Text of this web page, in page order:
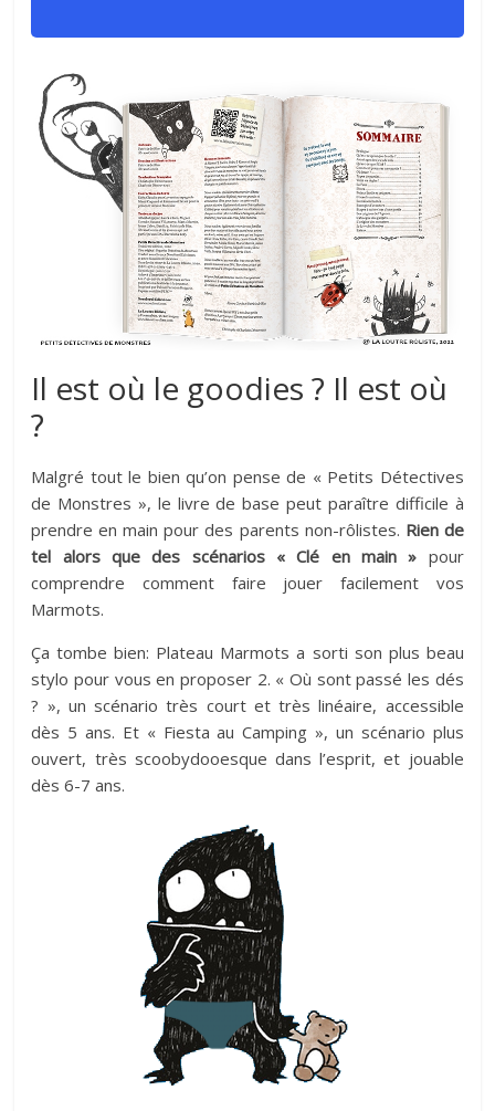
Il est où le goodies ? Il est où
?
Malgré tout le bien qu’on pense de « Petits Détectives
de Monstres », le livre de base peut paraître difficile à
prendre en main pour des parents non-rôlistes. Rien de
tel alors que des scénarios « Clé en main » pour
comprendre comment faire jouer facilement vos
Marmots.
Ça tombe bien: Plateau Marmots a sorti son plus beau
stylo pour vous en proposer 2. « Où sont passé les dés
? », un scénario très court et très linéaire, accessible
dès 5 ans. Et « Fiesta au Camping », un scénario plus
ouvert, très scoobydooesque dans l’esprit, et jouable
dès 6-7 ans.